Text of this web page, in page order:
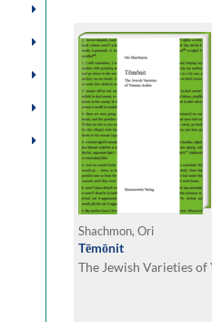
Shachmon, Ori
Tēmōnit
The Jewish Varieties